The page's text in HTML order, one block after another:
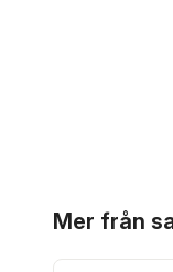
Mer från